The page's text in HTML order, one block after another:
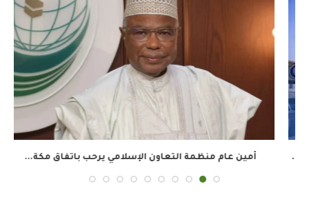
أمين عام منظمة التعاون الإسلامي يرحب باتفاق مكة...